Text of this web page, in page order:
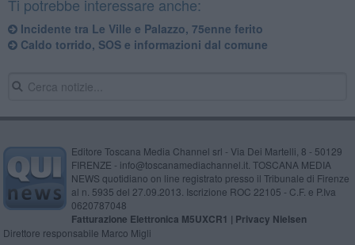
Ti potrebbe interessare anche:
Incidente tra Le Ville e Palazzo, 75enne ferito
Caldo torrido, SOS e informazioni dal comune
Editore Toscana Media Channel srl - Via Dei Martelli, 8 - 50129
FIRENZE - info@toscanamediachannel.it. TOSCANA MEDIA
NEWS quotidiano on line registrato presso il Tribunale di Firenze
al n. 5935 del 27.09.2013. Iscrizione ROC 22105 - C.F. e P.Iva
0620787048
Fatturazione Elettronica M5UXCR1 | Privacy Nielsen
Direttore responsabile Marco Migli